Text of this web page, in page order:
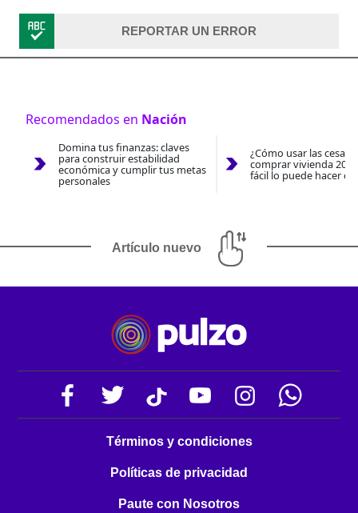
REPORTAR UN ERROR
Recomendados en Nación
Domina tus finanzas: claves
para construir estabilidad
económica y cumplir tus metas
personales
¿Cómo usar las
comprar vivienda
fácil lo puede hacer
Artículo nuevo
Términos y condiciones
Políticas de privacidad
Paute con Nosotros